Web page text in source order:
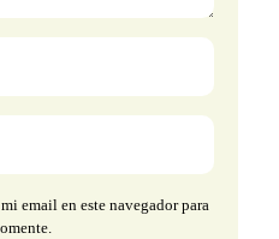
email en este navegador para